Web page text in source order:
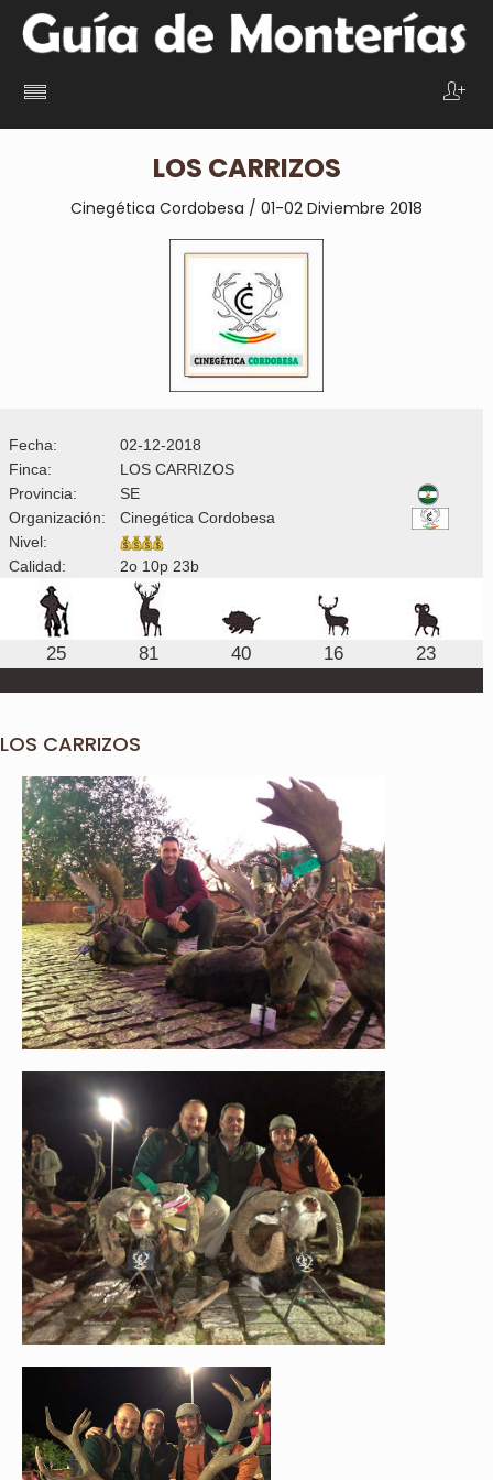
LOS CARRIZOS
Cinegética Cordobesa / 01-02 Diviembre 2018
Fecha:
02-12-2018
Finca:
LOS CARRIZOS
Provincia:
SE
Organización:
Cinegética Cordobesa
Nivel:
Calidad:
2o 10p 23b
25 81 40 16 23
LOS CARRIZOS